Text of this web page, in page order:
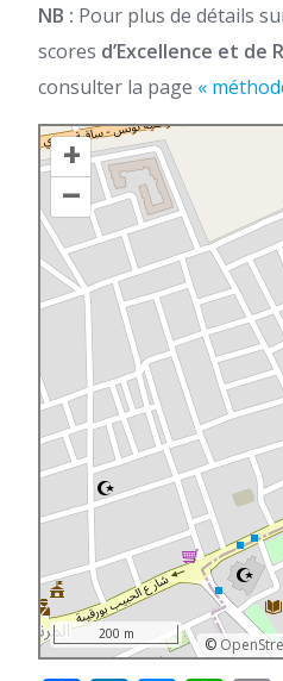
NB : Pour plus de détails
scores d’Excellence et de
consulter la page «
+
–
©
200 m